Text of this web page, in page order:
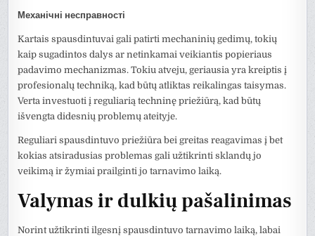
Механічні несправності
Kartais spausdintuvai gali patirti mechaninių gedimų, tokių
kaip sugadintos dalys ar netinkamai veikiantis popieriaus
padavimo mechanizmas. Tokiu atveju, geriausia yra kreiptis į
profesionalų techniką, kad būtų atliktas reikalingas taisymas.
Verta investuoti į reguliarią techninę priežiūrą, kad būtų
išvengta didesnių problemų ateityje.
Reguliari spausdintuvo priežiūra bei greitas reagavimas į bet
kokias atsiradusias problemas gali užtikrinti sklandų jo
veikimą ir žymiai prailginti jo tarnavimo laiką.
Valymas ir dulkių pašalinimas
Norint užtikrinti ilgesnį spausdintuvo tarnavimo laiką, labai